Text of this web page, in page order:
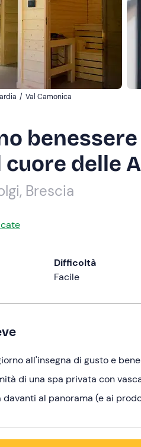
/ Val Camonica
cuore delle
Brescia
Difficoltà
Facile
all'insegna di gusto e
di una spa privata con
davanti al panorama (e ai